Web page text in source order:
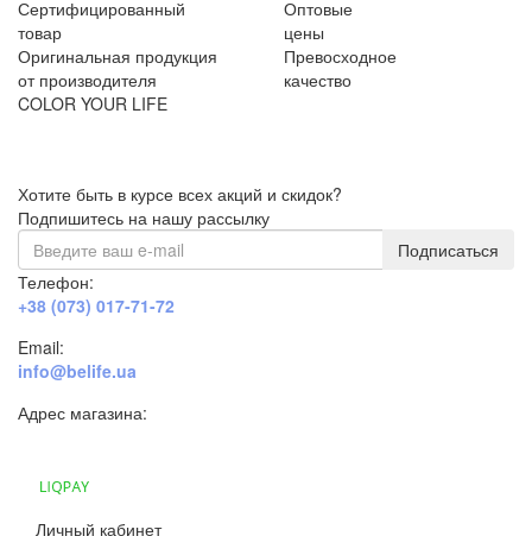
Сертифицированный
товар
Оптовые
цены
Оригинальная продукция
от производителя
Превосходное
качество
COLOR YOUR LIFE
Хотите быть в курсе всех акций и скидок?
Подпишитесь на нашу рассылку
Подписаться
Телефон:
+38 (073) 017-71-72
Email:
info@belife.ua
Адрес магазина:
Личный кабинет